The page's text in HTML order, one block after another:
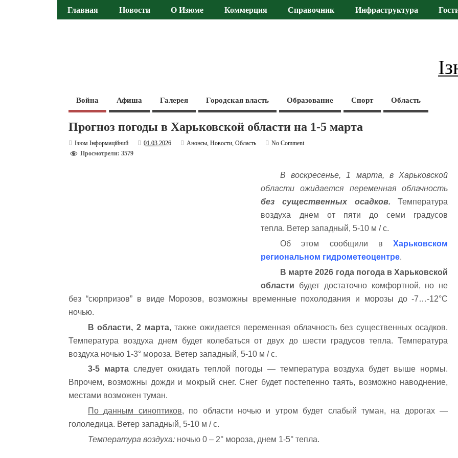
Главная Новости О Изюме Коммерция Справочник Инфраструктура
Война Афиша Галерея Городская власть Образование Спорт Область
Прогноз погоды в Харьковской области на 1-5 марта
Ізюм Інформаційний 01.03.2026 Анонсы,Новости,Область
No Comment
Просмотрели: 3579
В воскресенье, 1 марта, в Харьковской
области ожидается переменная облачность
без существенных осадков. Температура
воздуха днем от пяти до семи градусов
тепла. Ветер западный, 5-10 м / с.
Об этом сообщили вХарьковском
региональном гидрометеоцентре.
В марте 2026 года погода в Харьковской
области будет достаточно комфортной, но не
без “сюрпризов” в виде Морозов, возможны временные похолодания и морозы до -7…-12°C
ночью.
В области, 2 марта,также ожидается переменная облачность без существенных осадков.
Температура воздуха днем будет колебаться от двух до шести градусов тепла. Температура
воздуха ночью 1-3° мороза. Ветер западный, 5-10 м / с.
3-5 марта следует ожидать теплой погоды — температура воздуха будет выше нормы.
Впрочем, возможны дожди и мокрый снег. Снег будет постепенно таять, возможно наводнение,
местами возможен туман.
По данным синоптиков, по области ночью и утром будет слабый туман, на дорогах —
гололедица. Ветер западный, 5-10 м / с.
Температура воздуха: ночью 0 – 2° мороза, днем 1-5° тепла.